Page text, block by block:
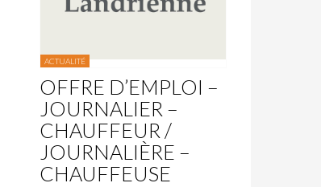
ACTUALITÉ
OFFRE D’EMPLOI –
JOURNALIER –
CHAUFFEUR /
JOURNALIÈRE –
CHAUFFEUSE